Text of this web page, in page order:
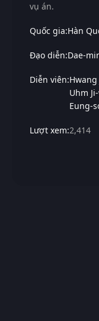
vụ án.
Quốc gia:Hàn
Đạo diễn:Dae-
Diễn viên:
Uhm
Eung-
Lượt xem:2,414